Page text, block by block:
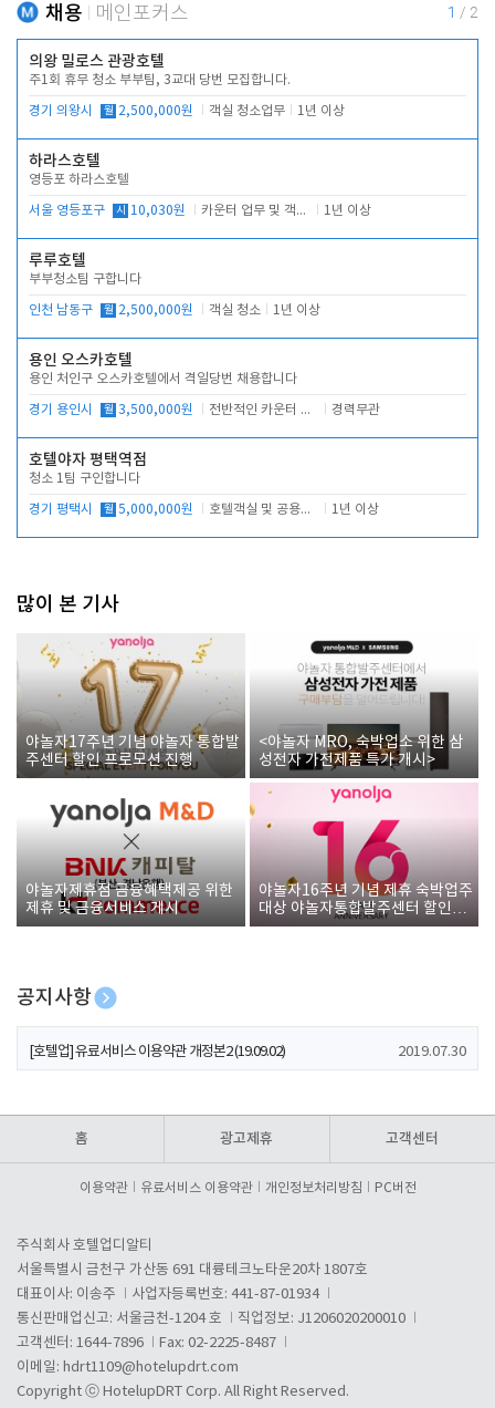
채용 메인포커스 1 / 2
의왕 밀로스 관광호텔
주1회 휴무 청소 부부팀, 3교대 당번 모집합니다.
경기 의왕시 월 2,500,000원 객실 청소업무 1년 이상
하라스호텔
영등포 하라스호텔
서울 영등포구 시 10,030원 카운터 업무 및 객실관리(청소상태 확인, 객실판매) 1년 이상
루루호텔
부부청소팀 구합니다
인천 남동구 월 2,500,000원 객실 청소 1년 이상
용인 오스카호텔
용인 처인구 오스카호텔에서 격일당번 채용합니다
경기 용인시 월 3,500,000원 전반적인 카운터 업무 경력무관
호텔야자 평택역점
청소 1팀 구인합니다
경기 평택시 월 5,000,000원 호텔객실 및 공용시설 청소 관리 1년 이상
많이 본 기사
야놀자17주년 기념 야놀자 통합발
주센터 할인 프로모션 진행
<야놀자 MRO, 숙박업소 위한 삼
성전자 가전제품 특가 개시>
야놀자제휴점 금융혜택제공 위한
제휴 및 금융서비스 게시
야놀자16주년 기념 제휴 숙박업주
대상 야놀자통합발주센터 할인쿠
폰 증정
공지사항
[호텔업] 개인정보 처리방침 개정본1 (19.09.02)
[호텔업] 유료서비스 이용약관 개정본2 (19.09.02) 2019.07.30
홈 광고제휴 고객센터
이용약관 유료서비스 이용약관 개인정보처리방침 PC버전
주식회사 호텔업디알티
서울특별시 금천구 가산동 691 대륭테크노타운20차 1807호
대표이사: 이송주
사업자등록번호: 441-87-01934
통신판매업신고: 서울금천-1204 호
직업정보: J1206020200010
고객센터: 1644-7896
Fax: 02-2225-8487
이메일: hdrt1109@hotelupdrt.com
Copyright ⓒ HotelupDRT Corp. All Right Reserved.